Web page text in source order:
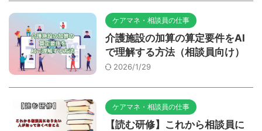
ケアマネ・相談員の仕事
介護施設の加算の算定要件をAI
で理解する方法（相談員向け）
2026/1/29
ケアマネ・相談員の仕事
【読む研修】これから相談員に